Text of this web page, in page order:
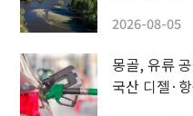
2026-08-05
몽골, 유류
국산 디젤·